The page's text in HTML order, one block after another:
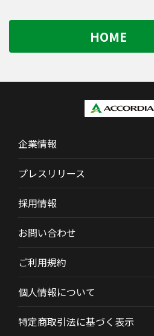
HOME
企業情報
プレスリリース
採用情報
お問い合わせ
ご利用規約
個人情報について
特定商取引法に基づく表示